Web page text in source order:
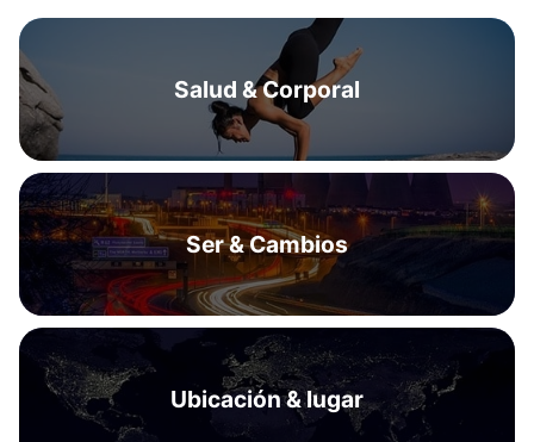
Salud & Corporal
Ser & Cambios
Ubicación & lugar